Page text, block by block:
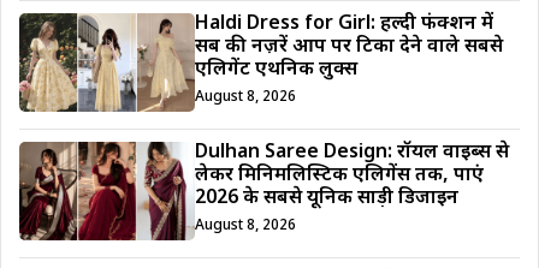
Haldi Dress for Girl: हल्दी फंक्शन में
सब की नज़रें आप पर टिका देने वाले सबसे
एलिगेंट एथनिक लुक्स
August 8, 2026
Dulhan Saree Design: रॉयल वाइब्स से
लेकर मिनिमलिस्टिक एलिगेंस तक, पाएं
2026 के सबसे यूनिक साड़ी डिजाईन
August 8, 2026